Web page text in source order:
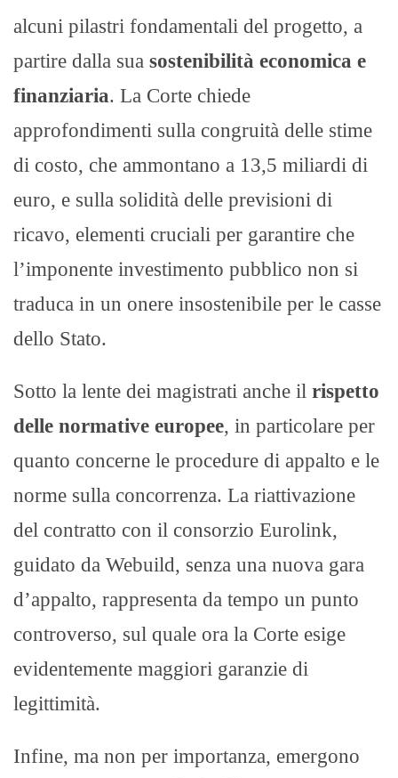
alcuni pilastri fondamentali del progetto, a
partire dalla sua sostenibilità economica e
finanziaria. La Corte chiede
approfondimenti sulla congruità delle stime
di costo, che ammontano a 13,5 miliardi di
euro, e sulla solidità delle previsioni di
ricavo, elementi cruciali per garantire che
l’imponente investimento pubblico non si
traduca in un onere insostenibile per le casse
dello Stato.
Sotto la lente dei magistrati anche il rispetto
delle normative europee, in particolare per
quanto concerne le procedure di appalto e le
norme sulla concorrenza. La riattivazione
del contratto con il consorzio Eurolink,
guidato da Webuild, senza una nuova gara
d’appalto, rappresenta da tempo un punto
controverso, sul quale ora la Corte esige
evidentemente maggiori garanzie di
legittimità.
Infine, ma non per importanza, emergono